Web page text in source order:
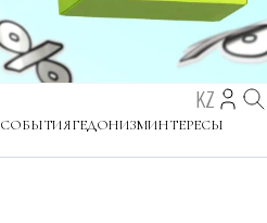
KZ
СОБЫТИЯГЕДОНИЗМИНТЕРЕСЫ